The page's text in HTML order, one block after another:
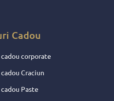
Cadou
corporate
Craciun
Paste